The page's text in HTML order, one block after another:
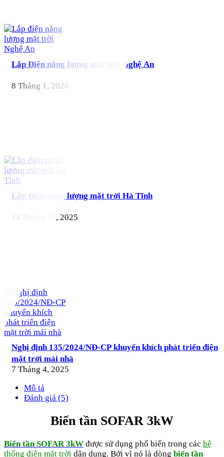
Lắp Điện năng lượng mặt trời Nghệ An
8 Tháng 1, 2026
Lắp Điện năng lượng mặt trời Hà Tĩnh
14 Tháng 10, 2025
Nghị định 135/2024/NĐ-CP khuyến khích phát triển điện
mặt trời mái nhà
7 Tháng 4, 2025
Mô tả
Đánh giá (5)
Biến tần SOFAR 3kW
Biến tần SOFAR 3kW được sử dụng phổ biến trong các hệ
thống điện mặt trời dân dụng. Bởi vì nó là dòng biến tần